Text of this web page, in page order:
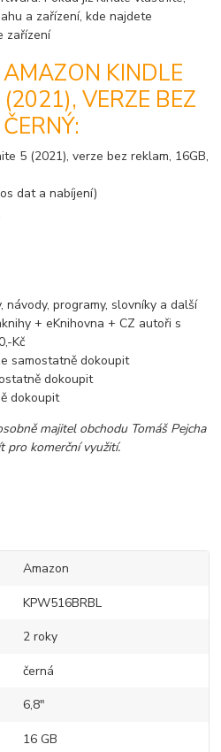
a zařízení, kde najdete
zařízení
KINDLE
VERZE BEZ
5 (2021), verze bez reklam, 16GB,
dat a nabíjení)
návody, programy, slovníky a další
+ eKnihovna + CZ autoři s
Kč
samostatně dokoupit
dokoupit
dokoupit
majitel obchodu Tomáš Pejcha
pro komerční využití.
Amazon
KPW516BRBL
2 roky
černá
6,8"
16 GB